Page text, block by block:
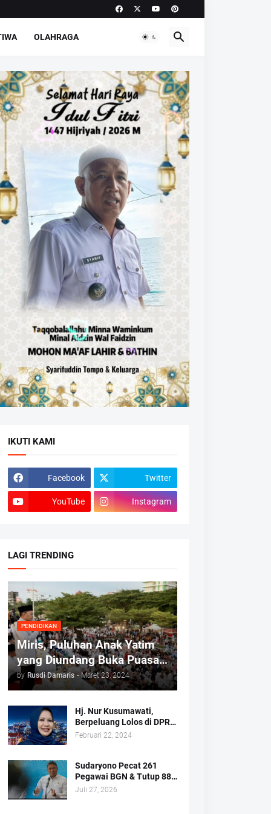
OLAHRAGA
IKUTI KAMI
Facebook Twitter
YouTube Instagram
LAGI TRENDING
PENDIDIKAN
Miris, Puluhan Anak Yatim
yang Diundang Buka Puasa
Bersama Tidak Dapat Jatah
Makan dan Infaq
by Rusdi Damaris - Maret 23, 2024
Hj. Nur Kusumawati,
Berpeluang Lolos di DPRD
Kota Makassar Mewakili
Februari 22, 2024
Sudaryono Pecat 261
Pegawai BGN & Tutup 883
Dapur MBG
Juli 27, 2026